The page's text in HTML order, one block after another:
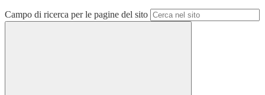
Campo di ricerca per le pagine del sito